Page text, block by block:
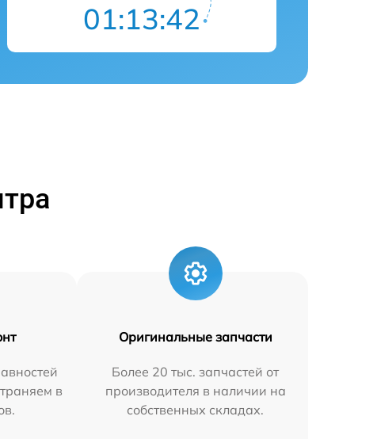
01:13:41
в
Оригинальные запчасти
Более 20 тыс. запчастей от
производителя в наличии на
собственных складах.